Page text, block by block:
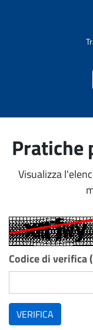
Pratiche
Visualizza
Codice di
VERIFICA